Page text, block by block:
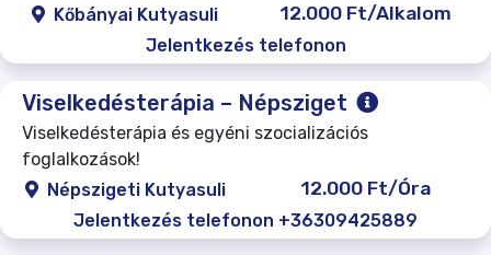
Kőbányai Kutyasuli
12.000 Ft/Alkalom
Jelentkezés telefonon
Viselkedésterápia – Népsziget
Viselkedésterápia és egyéni szocializációs
foglalkozások!
Népszigeti Kutyasuli
12.000 Ft/Óra
Jelentkezés telefonon +36309425889